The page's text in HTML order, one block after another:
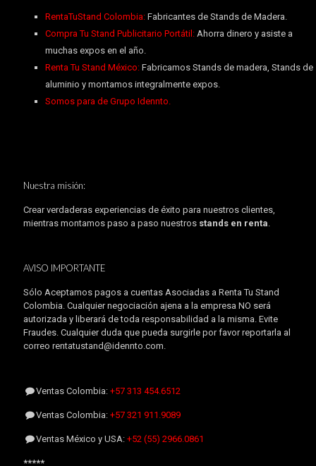
RentaTuStand Colombia: Fabricantes de Stands de Madera.
Compra Tu Stand Publicitario Portátil:Ahorra dinero y asiste a
muchas expos en el año.
Renta Tu Stand México:Fabricamos Stands de madera, Stands de
aluminio y montamos integralmente expos.
Somos para de Grupo Idennto.
Nuestra misión:
Crear verdaderas experiencias de éxito para nuestros clientes,
mientras montamos paso a paso nuestros stands en renta.
AVISO IMPORTANTE
Sólo Aceptamos pagos a cuentas Asociadas a Renta Tu Stand
Colombia. Cualquier negociación ajena a la empresa NO será
autorizada y liberará de toda responsabilidad a la misma. Evite
Fraudes. Cualquier duda que pueda surgirle por favor reportarla al
correo rentatustand@idennto.com.
Ventas Colombia:+57 313 454.6512
Ventas Colombia:+57 321 911.9089
Ventas México y USA:+52 (55) 2966.0861
*****